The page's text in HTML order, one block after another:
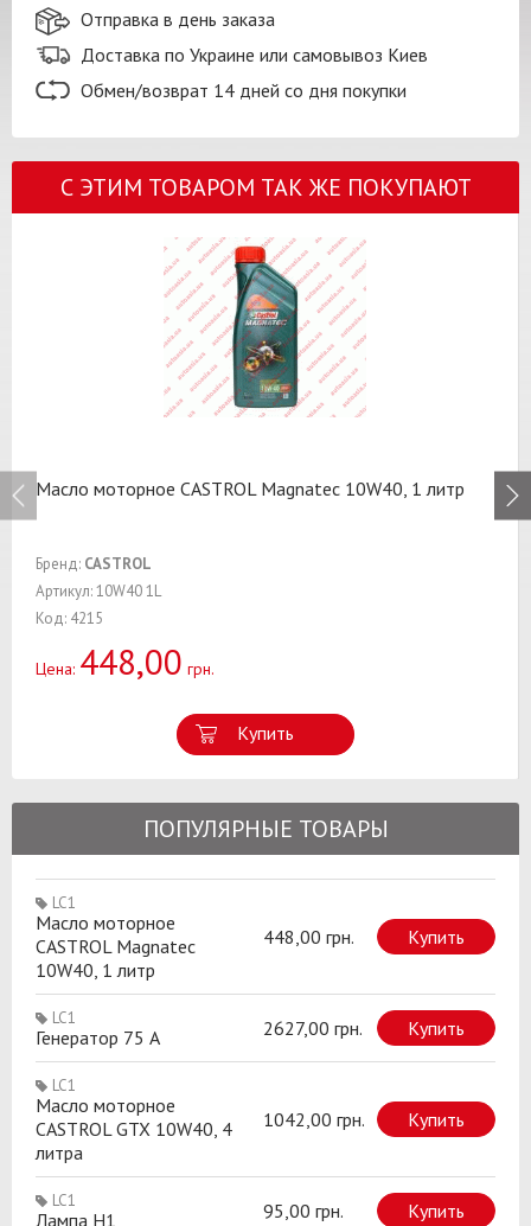
Отправка в день заказа
Доставка по Украине или самовывоз Киев
Обмен/возврат 14 дней со дня покупки
С ЭТИМ ТОВАРОМ ТАК ЖЕ ПОКУПАЮТ
Масло моторное CASTROL Magnatec 10W40, 1 литр
Бренд: CASTROL
Артикул: 10W40 1L
Код: 4215
Цена: 448,00 грн.
Купить
ПОПУЛЯРНЫЕ ТОВАРЫ
LC1
Масло моторное
CASTROL Magnatec
10W40, 1 литр
448,00 грн. Купить
LC1
Генератор 75 A 2627,00 грн. Купить
LC1
Масло моторное
CASTROL GTX 10W40, 4
литра
1042,00 грн. Купить
LC1
Лампа H1 95,00 грн. Купить